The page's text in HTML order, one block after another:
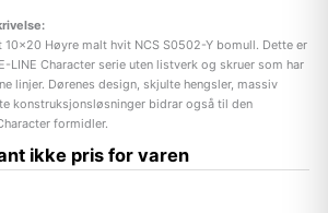
Høyre malt hvit NCS S0502-Y bomull. Dette er
LINE Character serie uten listverk og skruer som har
linjer. Dørenes design, skjulte hengsler, massiv
konstruksjonsløsninger bidrar også til den
formidler.
ikke pris for varen